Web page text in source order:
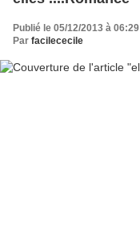
Publié le 05/12/2013 à 06:29
Par facilececile